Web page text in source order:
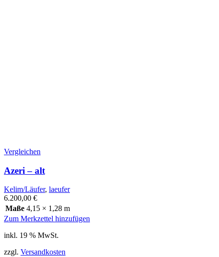
Vergleichen
Azeri – alt
Kelim/Läufer, laeufer
6.200,00 €
Maße 4,15 × 1,28 m
Zum Merkzettel hinzufügen
inkl. 19 % MwSt.
zzgl. Versandkosten